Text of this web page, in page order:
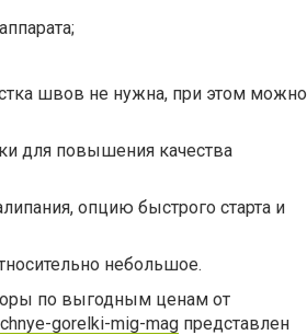
швов не нужна, при этом можно
для повышения качества
опцию быстрого старта и
небольшое.
по выгодным ценам от
gorelki-mig-mag представлен